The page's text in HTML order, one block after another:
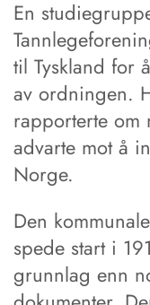
En
til Tyskland for
av ordningen.
rapporterte om
advarte mot å
Norge.
Den
spede start i
grunnlag enn